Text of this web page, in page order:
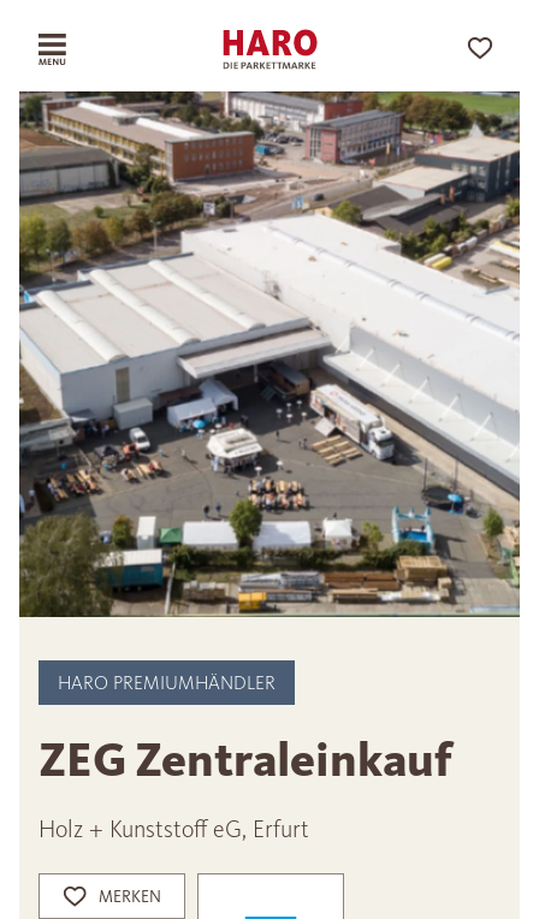
HARO PREMIUMHÄNDLER
ZEG Zentraleinkauf
Holz + Kunststoff eG, Erfurt
MERKEN